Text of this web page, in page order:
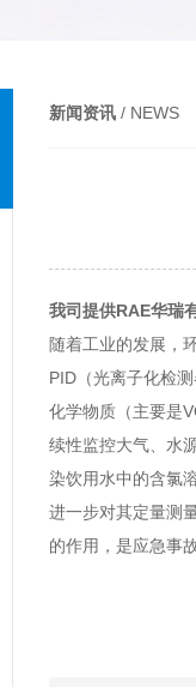
新闻资讯 / NEWS
我司提供RAE华瑞
随着工业的发展，
PID （光离子化检
化学物质（主要是
续性监控大气、水
染饮用水中的含氯
进一步对其定量测
的作用，是应急事